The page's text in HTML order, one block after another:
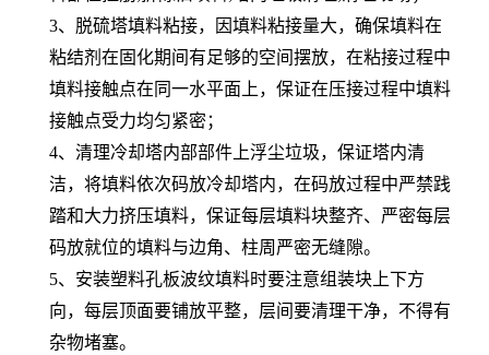
3、脱硫塔填料粘接，因填料粘接量大，确保填料在
粘结剂在固化期间有足够的空间摆放，在粘接过程中
填料接触点在同一水平面上，保证在压接过程中填料
接触点受力均匀紧密；
4、清理冷却塔内部部件上浮尘垃圾，保证塔内清
洁，将填料依次码放冷却塔内，在码放过程中严禁践
踏和大力挤压填料，保证每层填料块整齐、严密每层
码放就位的填料与边角、柱周严密无缝隙。
5、安装塑料孔板波纹填料时要注意组装块上下方
向，每层顶面要铺放平整，层间要清理干净，不得有
杂物堵塞。